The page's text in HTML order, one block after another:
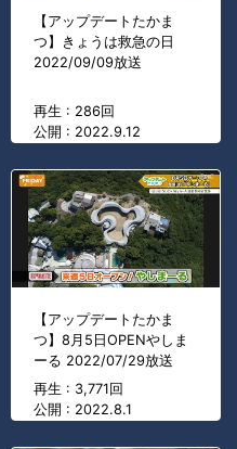
【アップデートたかま
つ】きょうは救急の日
2022/09/09放送
再生 : 286回
公開 : 2022.9.12
【アップデートたかま
つ】8月5日OPENやしま
ーる 2022/07/29放送
再生 : 3,771回
公開 : 2022.8.1